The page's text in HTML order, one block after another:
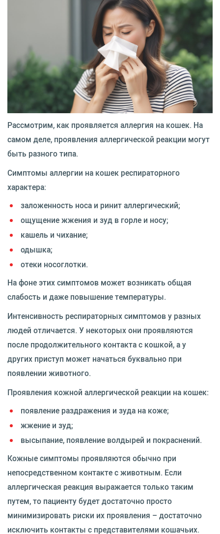
Рассмотрим, как проявляется аллергия на кошек. На
самом деле, проявления аллергической реакции могут
быть разного типа.
Симптомы аллергии на кошек респираторного
характера:
заложенность носа и ринит аллергический;
ощущение жжения и зуд в горле и носу;
кашель и чихание;
одышка;
отеки носоглотки.
На фоне этих симптомов может возникать общая
слабость и даже повышение температуры.
Интенсивность респираторных симптомов у разных
людей отличается. У некоторых они проявляются
после продолжительного контакта с кошкой, а у
других приступ может начаться буквально при
появлении животного.
Проявления кожной аллергической реакции на кошек:
появление раздражения и зуда на коже;
жжение и зуд;
высыпание, появление волдырей и покраснений.
Кожные симптомы проявляются обычно при
непосредственном контакте с животным. Если
аллергическая реакция выражается только таким
путем, то пациенту будет достаточно просто
минимизировать риски их проявления – достаточно
исключить контакты с представителями кошачьих.